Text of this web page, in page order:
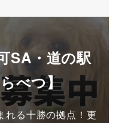
SA・道の駅
べつ】
れる十勝の拠点！更